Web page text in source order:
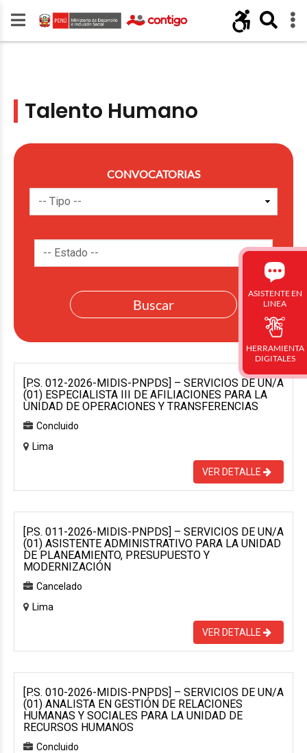
Talento Humano
CONVOCATORIAS
[P.S. 012-2026-MIDIS-PNPDS] – SERVICIOS DE UN/A
(01) ESPECIALISTA III DE AFILIACIONES PARA LA
UNIDAD DE OPERACIONES Y TRANSFERENCIAS
Concluido
Lima
VER DETALLE
[P.S. 011-2026-MIDIS-PNPDS] – SERVICIOS DE UN/A
(01) ASISTENTE ADMINISTRATIVO PARA LA UNIDAD
DE PLANEAMIENTO, PRESUPUESTO Y
MODERNIZACIÓN
Cancelado
Lima
VER DETALLE
[P.S. 010-2026-MIDIS-PNPDS] – SERVICIOS DE UN/A
(01) ANALISTA EN GESTIÓN DE RELACIONES
HUMANAS Y SOCIALES PARA LA UNIDAD DE
RECURSOS HUMANOS
Concluido
ASISTENTE EN
LINEA
HERRAMIENTA
DIGITALES